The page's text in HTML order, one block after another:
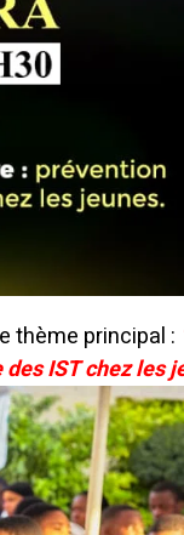
thème principal :
IST chez les